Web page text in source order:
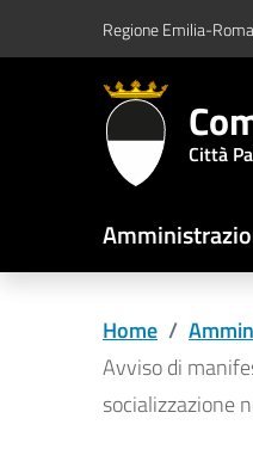
Vai al contenuto
Vai al footerRegione Emilia-
Città
Home /
Avviso di
socializzazione